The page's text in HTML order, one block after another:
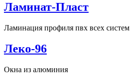
Ламинат-Пласт
Ламинация профиля пвх всех систем
Леко-96
Окна из алюминия